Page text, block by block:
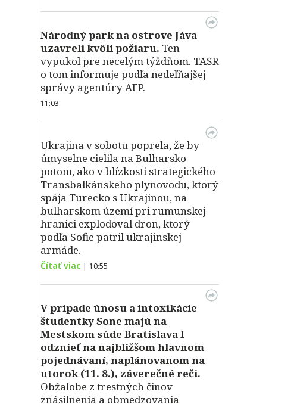
Národný park na ostrove Jáva
uzavreli kvôli požiaru. Ten
vypukol pre necelým týždňom. TASR
o tom informuje podľa nedeľňajšej
správy agentúry AFP.
11:03
Ukrajina v sobotu poprela, že by
úmyselne cielila na Bulharsko
potom, ako v blízkosti strategického
Transbalkánskeho plynovodu, ktorý
spája Turecko s Ukrajinou, na
bulharskom území pri rumunskej
hranici explodoval dron, ktorý
podľa Sofie patril ukrajinskej
armáde.
Čítať viac | 10:55
V prípade únosu a intoxikácie
študentky Sone majú na
Mestskom súde Bratislava I
odznieť na najbližšom hlavnom
pojednávaní, naplánovanom na
utorok (11. 8.), záverečné reči.
Obžalobe z trestných činov
znásilnenia a obmedzovania